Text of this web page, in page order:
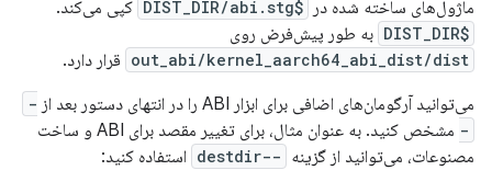
ماژول‌های ساخته شده در
$DIST_DIR/abi.stg کپی می‌کند.
$DIST_DIR به طور پیش‌فرض روی
out_abi/kernel_aarch64_abi_dist/dist قرار دارد.
می‌توانید آرگومان‌های اضافی برای ابزار ABI را در انتهای دستور بعد از
-
-
مشخص کنید. به عنوان مثال، برای تغییر مقصد برای ABI و ساخت
مصنوعات، می‌توانید از گزینه --destdir استفاده کنید: